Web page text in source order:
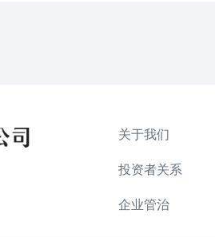
关于我们
投资者关系
企业管治